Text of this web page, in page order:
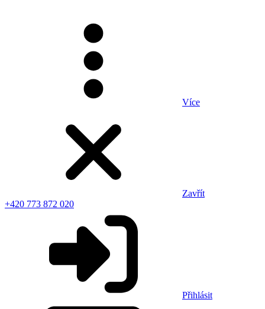
Více
Zavřít
+420 773 872 020
Přihlásit